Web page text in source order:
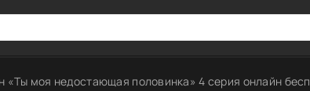
«Ты моя недостающая половинка» 4 серия онлайн